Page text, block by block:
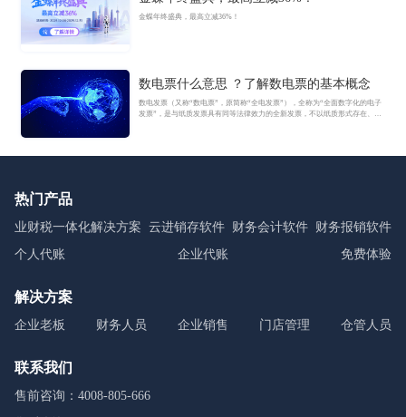
金蝶年终盛典，最高立减36%！
数电票什么意思 ？了解数电票的基本概念
数电发票（又称“数电票”，原简称“全电发票”），全称为“全面数字化的电子
发票”，是与纸质发票具有同等法律效力的全新发票，不以纸质形式存在、不
热门产品
业财税一体化解决方案 云进销存软件 财务会计软件 财务报销软件
个人代账
企业代账 免费体验
解决方案
企业老板 财务人员 企业销售 门店管理 仓管人员
联系我们
售前咨询：4008-805-666